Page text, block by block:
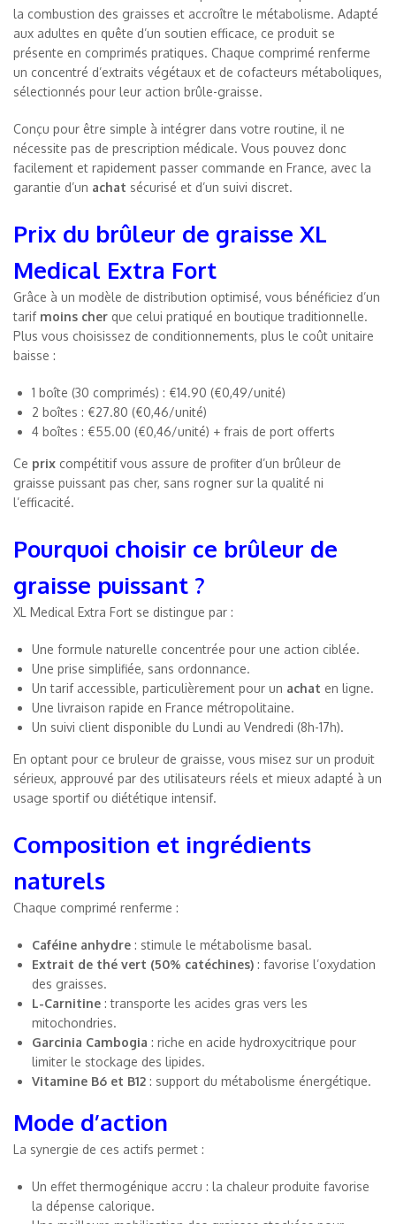
la combustion des graisses et accroître le métabolisme. Adapté
aux adultes en quête d’un soutien efficace, ce produit se
présente en comprimés pratiques. Chaque comprimé renferme
un concentré d’extraits végétaux et de cofacteurs métaboliques,
sélectionnés pour leur action brûle-graisse.
Conçu pour être simple à intégrer dans votre routine, il ne
nécessite pas de prescription médicale. Vous pouvez donc
facilement et rapidement passer commande en France, avec la
garantie d’un achat sécurisé et d’un suivi discret.
Prix du brûleur de graisse XL
Medical Extra Fort
Grâce à un modèle de distribution optimisé, vous bénéficiez d’un
tarif moins cher que celui pratiqué en boutique traditionnelle.
Plus vous choisissez de conditionnements, plus le coût unitaire
baisse :
1 boîte (30 comprimés) : €14.90 (€0,49/unité)
2 boîtes : €27.80 (€0,46/unité)
4 boîtes : €55.00 (€0,46/unité) + frais de port offerts
Ce prix compétitif vous assure de profiter d’un brûleur de
graisse puissant pas cher, sans rogner sur la qualité ni
l’efficacité.
Pourquoi choisir ce brûleur de
graisse puissant ?
XL Medical Extra Fort se distingue par :
Une formule naturelle concentrée pour une action ciblée.
Une prise simplifiée, sans ordonnance.
Un tarif accessible, particulièrement pour un achat en ligne.
Une livraison rapide en France métropolitaine.
Un suivi client disponible du Lundi au Vendredi (8h-17h).
En optant pour ce bruleur de graisse, vous misez sur un produit
sérieux, approuvé par des utilisateurs réels et mieux adapté à un
usage sportif ou diététique intensif.
Composition et ingrédients
naturels
Chaque comprimé renferme :
Caféine anhydre : stimule le métabolisme basal.
Extrait de thé vert (50% catéchines) : favorise l’oxydation
des graisses.
L-Carnitine : transporte les acides gras vers les
mitochondries.
Garcinia Cambogia : riche en acide hydroxycitrique pour
limiter le stockage des lipides.
Vitamine B6 et B12 : support du métabolisme énergétique.
Mode d’action
La synergie de ces actifs permet :
Un effet thermogénique accru : la chaleur produite favorise
la dépense calorique.